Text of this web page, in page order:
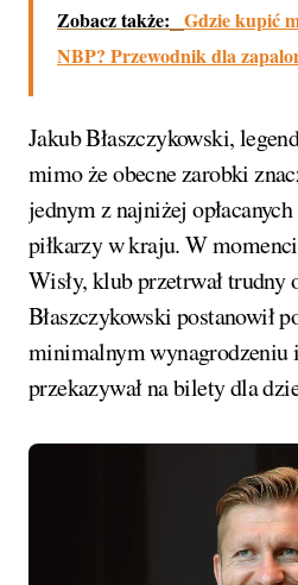
Zobacz także: Gdzie kupić
NBP? Przewodnik dla
Jakub Błaszczykowski,
mimo że obecne zarobki
jednym z najniżej
piłkarzy w kraju. W
Wisły, klub przetrwał trudny
Błaszczykowski postanowił
minimalnym wynagrodzeniu
przekazywał na bilety dla